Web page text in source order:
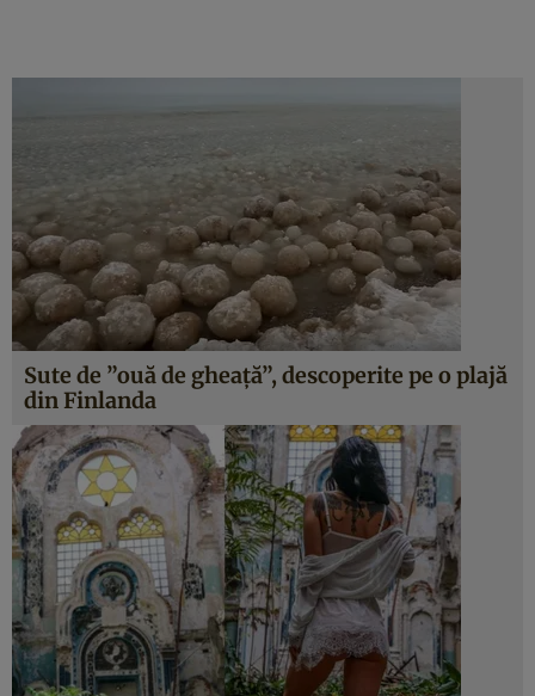
Sute de ”ouă de gheaţă”, descoperite pe o plajă
din Finlanda